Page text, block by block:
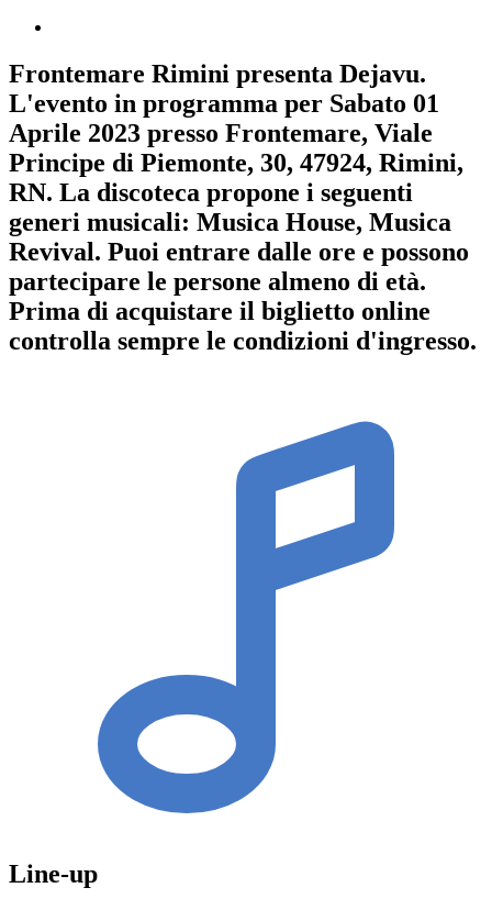
Frontemare Rimini presenta Dejavu.
L'evento in programma per Sabato 01
Aprile 2023 presso Frontemare, Viale
Principe di Piemonte, 30, 47924, Rimini,
RN. La discoteca propone i seguenti
generi musicali: Musica House, Musica
Revival. Puoi entrare dalle ore e possono
partecipare le persone almeno di età.
Prima di acquistare il biglietto online
controlla sempre le condizioni d'ingresso.
Line-up